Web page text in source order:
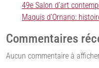
49e Salon d’art
Maquis d’Ornano:
Commentaires
Aucun commentaire à